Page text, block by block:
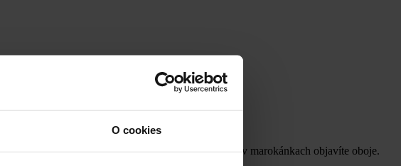
O cookies
a chrumkavé orechy do koláčikov patria a práve v marokánkach objavíte oboje.